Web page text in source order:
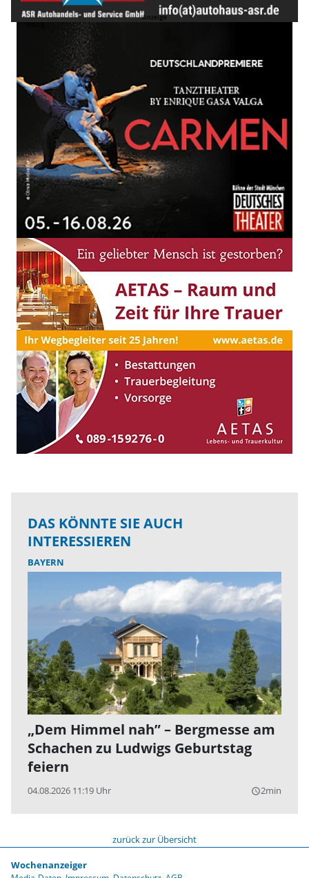
DAS KÖNNTE SIE AUCH
INTERESSIEREN
BAYERN
„Dem Himmel nah” – Bergmesse am
Schachen zu Ludwigs Geburtstag
feiern
04.08.2026 11:19 Uhr query_builder2min
zurück zur Übersicht
Wochenanzeiger